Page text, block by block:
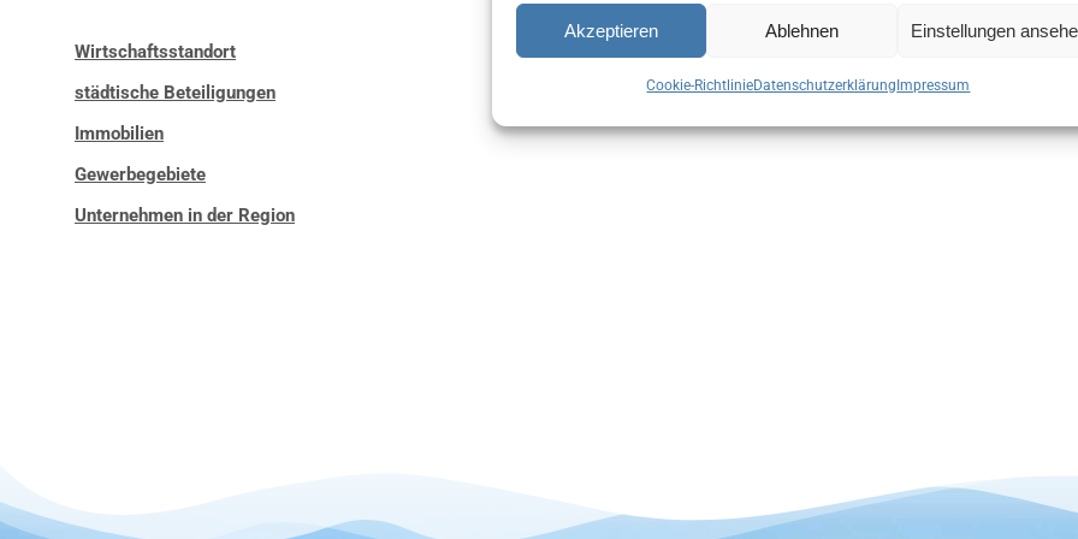
Akzeptieren Ablehnen Einstellungen
Cookie-RichtlinieDatenschutzerklärung Impressum
Wirtschaftsstandort
städtische Beteiligungen
Immobilien
Gewerbegebiete
Unternehmen in der Region